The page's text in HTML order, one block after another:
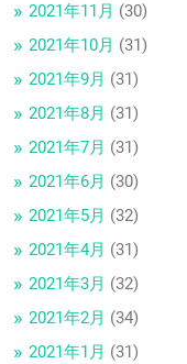
2021年11月 (30)
2021年10月 (31)
2021年9月 (31)
2021年8月 (31)
2021年7月 (31)
2021年6月 (30)
2021年5月 (32)
2021年4月 (31)
2021年3月 (32)
2021年2月 (34)
2021年1月 (31)